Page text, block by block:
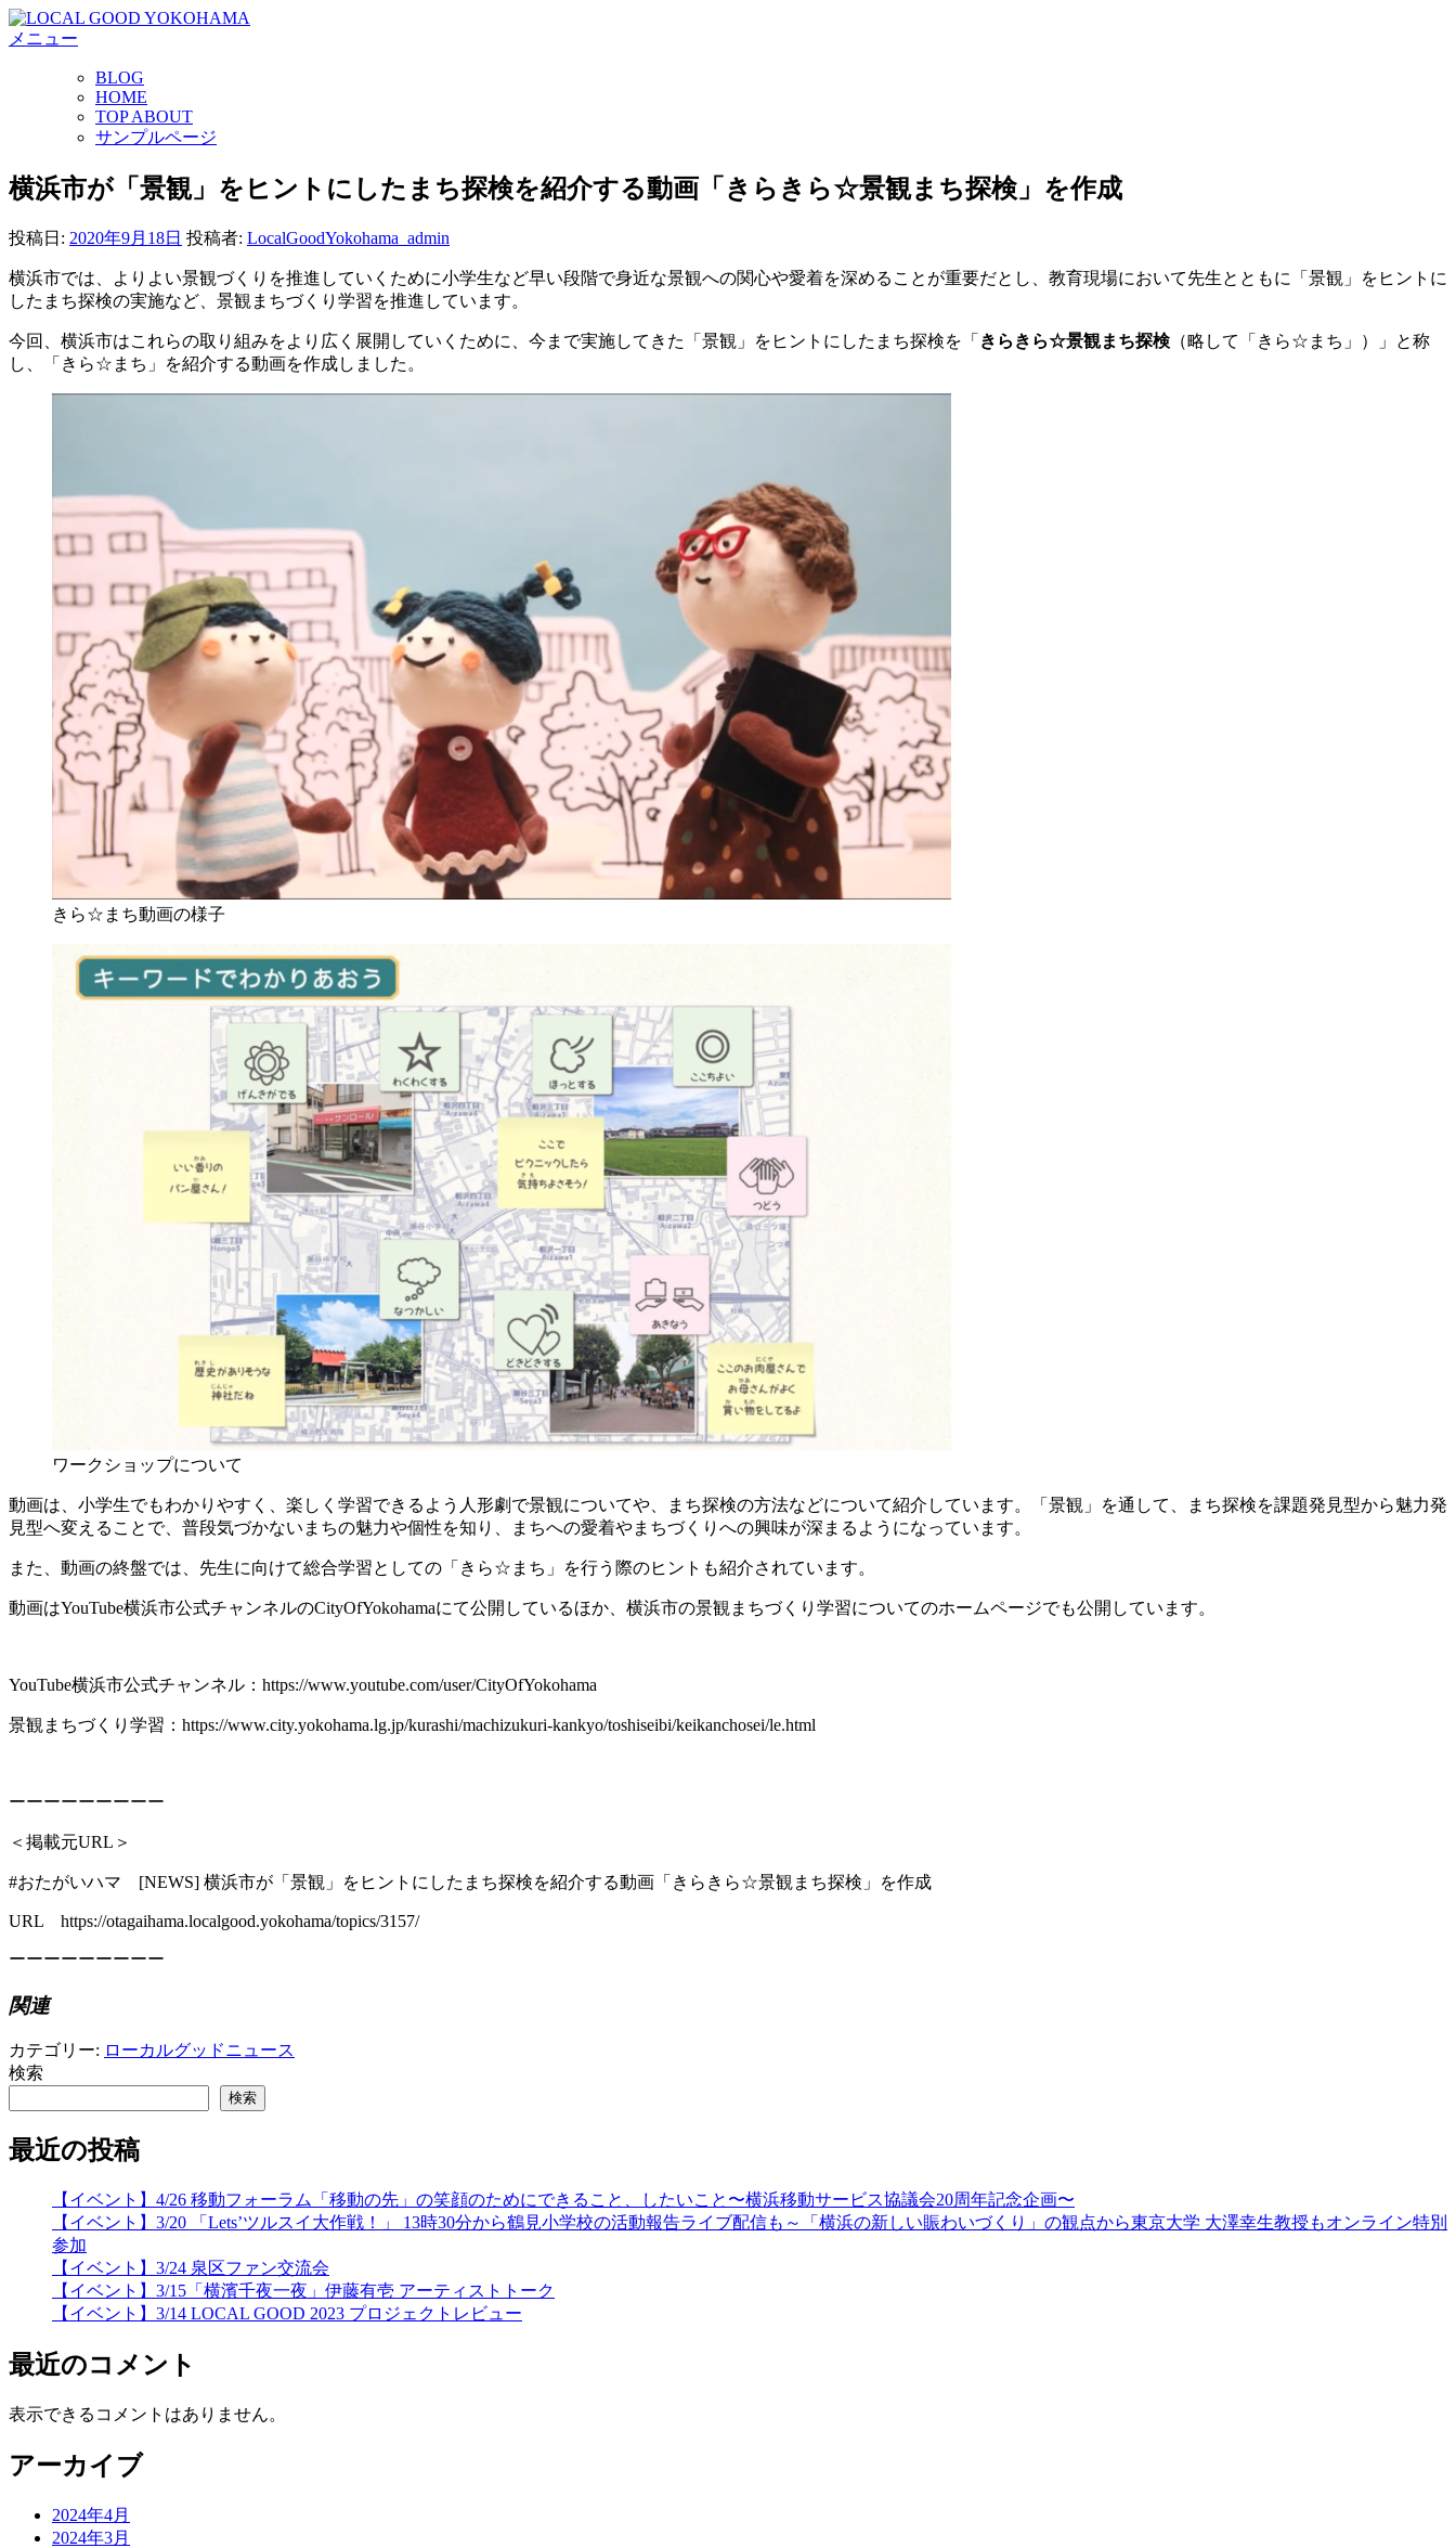
コ
ン
キ
ッ
メニュー
BLOG
HOME
TOP ABOUT
サンプルページ
横浜市が「景観」をヒントにしたまち探検を紹介する動画「きらきら☆景観まち探検」を作成
投稿日: 2020年9月18日 投稿者: LocalGoodYokohama_admin
横浜市では、よりよい景観づくりを推進していくために小学生など早い段階で身近な景観への関心や愛着を深めることが重要だとし、教育現場において先生とともに「景観」をヒントに
したまち探検の実施など、景観まちづくり学習を推進しています。
今回、横浜市はこれらの取り組みをより広く展開していくために、今まで実施してきた「景観」をヒントにしたまち探検を「 きらきら☆景観まち探検 （略して「きら☆まち」）」と称
し、「きら☆まち」を紹介する動画を作成しました。
きら☆まち動画の様子
ワークショップについて
動画は、小学生でもわかりやすく、楽しく学習できるよう人形劇で景観についてや、まち探検の方法などについて紹介しています。「景観」を通して、まち探検を課題発見型から魅力発
見型へ変えることで、普段気づかないまちの魅力や個性を知り、まちへの愛着やまちづくりへの興味が深まるようになっています。
また、動画の終盤では、先生に向けて総合学習としての「きら☆まち」を行う際のヒントも紹介されています。
動画はYouTube横浜市公式チャンネルのCityOfYokohamaにて公開しているほか、横浜市の景観まちづくり学習についてのホームページでも公開しています。
YouTube横浜市公式チャンネル：https://www.youtube.com/user/CityOfYokohama
景観まちづくり学習：https://www.city.yokohama.lg.jp/kurashi/machizukuri-kankyo/toshiseibi/keikanchosei/le.html
ーーーーーーーーー
＜掲載元URL＞
#おたがいハマ [NEWS] 横浜市が「景観」をヒントにしたまち探検を紹介する動画「きらきら☆景観まち探検」を作成
URL https://otagaihama.localgood.yokohama/topics/3157/
ーーーーーーーーー
関連
カテゴリー: ローカルグッドニュース
検索
検索
最近の投稿
【イベント】4/26 移動フォーラム「移動の先」の笑顔のためにできること、したいこと〜横浜移動サービス協議会20周年記念企画〜
【イベント】3/20 「Lets’ツルスイ大作戦！」 13時30分から鶴見小学校の活動報告ライブ配信も～「横浜の新しい賑わいづくり」の観点から東京大学 大澤幸生教授もオンライン特別
参加
【イベント】3/24 泉区ファン交流会
【イベント】3/15「横濱千夜一夜」伊藤有壱 アーティストトーク
【イベント】3/14 LOCAL GOOD 2023 プロジェクトレビュー
最近のコメント
表示できるコメントはありません。
アーカイブ
2024年4月
2024年3月